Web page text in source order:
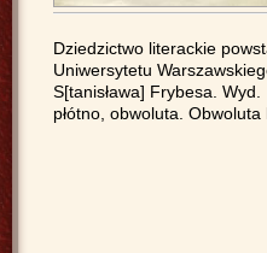
Dziedzictwo literackie
Uniwersytetu
S[tanisława] Frybesa.
płótno, obwoluta.